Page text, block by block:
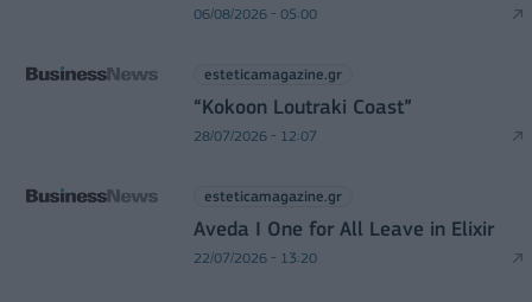
06/08/2026 - 05:00
esteticamagazine.gr
“Kokoon Loutraki Coast”
28/07/2026 - 12:07
esteticamagazine.gr
Aveda I One for All Leave in Elixir
22/07/2026 - 13:20